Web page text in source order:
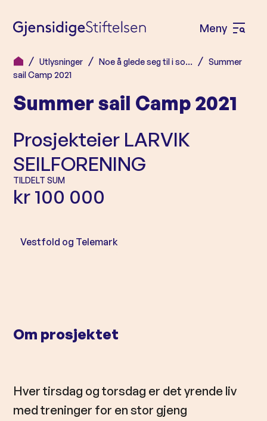
H
p
t
l
i
n
Meny
Å
p
e
m
Utlysninger Noe å glede seg til i so…
Summer
sail Camp 2021
Summer sail Camp 2021
Prosjekteier LARVIK
SEILFORENING
TILDELT SUM
kr 100 000
Vestfold og Telemark
Om prosjektet
Hver tirsdag og torsdag er det yrende liv
med treninger for en stor gjeng